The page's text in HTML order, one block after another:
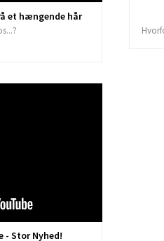
et hængende hår
Stor Nyhed!